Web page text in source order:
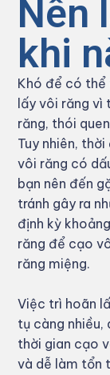
Nên
khi
Khó để có thể
lấy vôi răng
răng, thói
Tuy nhiên,
vôi răng có
bạn nên đến
tránh gây ra
định kỳ
răng để cạo
răng miệng.
Việc trì hoãn
tụ càng nhiều,
thời gian cạo
và dễ làm tổn